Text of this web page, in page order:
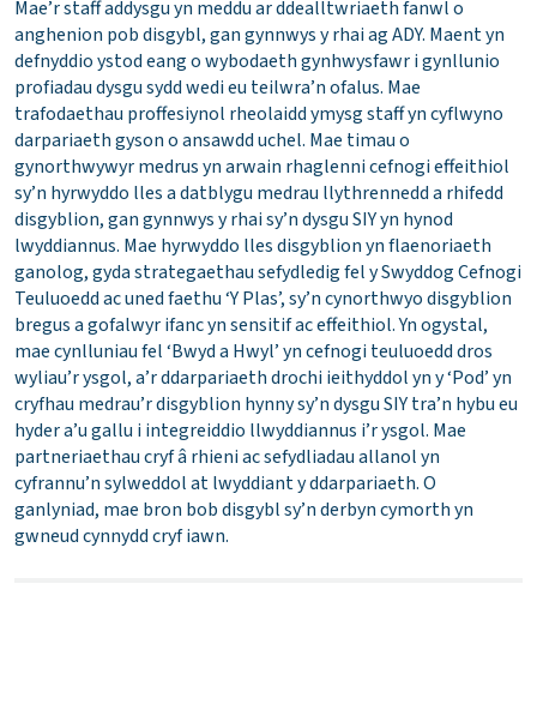
Mae’r staff addysgu yn meddu ar ddealltwriaeth fanwl o
anghenion pob disgybl, gan gynnwys y rhai ag ADY. Maent yn
defnyddio ystod eang o wybodaeth gynhwysfawr i gynllunio
profiadau dysgu sydd wedi eu teilwra’n ofalus. Mae
trafodaethau proffesiynol rheolaidd ymysg staff yn cyflwyno
darpariaeth gyson o ansawdd uchel. Mae timau o
gynorthwywyr medrus yn arwain rhaglenni cefnogi effeithiol
sy’n hyrwyddo lles a datblygu medrau llythrennedd a rhifedd
disgyblion, gan gynnwys y rhai sy’n dysgu SIY yn hynod
lwyddiannus. Mae hyrwyddo lles disgyblion yn flaenoriaeth
ganolog, gyda strategaethau sefydledig fel y Swyddog Cefnogi
Teuluoedd ac uned faethu ‘Y Plas’, sy’n cynorthwyo disgyblion
bregus a gofalwyr ifanc yn sensitif ac effeithiol. Yn ogystal,
mae cynlluniau fel ‘Bwyd a Hwyl’ yn cefnogi teuluoedd dros
wyliau’r ysgol, a’r ddarpariaeth drochi ieithyddol yn y ‘Pod’ yn
cryfhau medrau’r disgyblion hynny sy’n dysgu SIY tra’n hybu eu
hyder a’u gallu i integreiddio llwyddiannus i’r ysgol. Mae
partneriaethau cryf â rhieni ac sefydliadau allanol yn
cyfrannu’n sylweddol at lwyddiant y ddarpariaeth. O
ganlyniad, mae bron bob disgybl sy’n derbyn cymorth yn
gwneud cynnydd cryf iawn.